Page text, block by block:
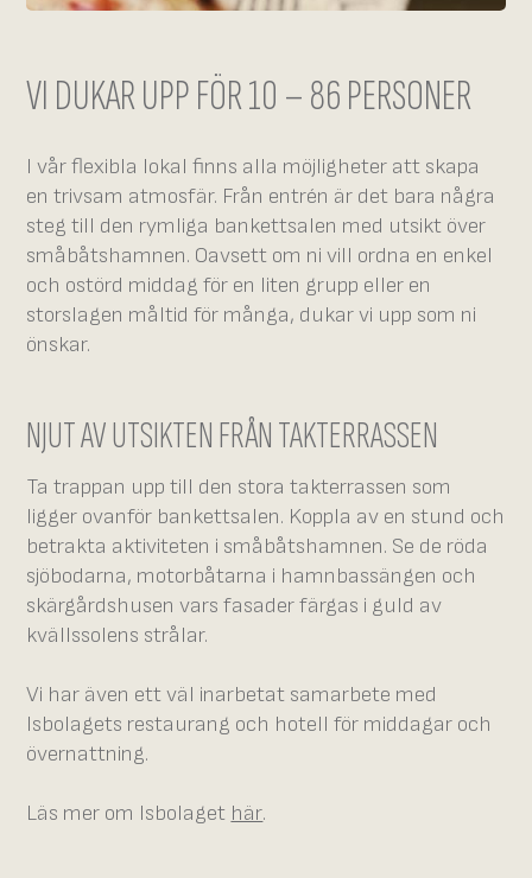
VI DUKAR UPP FÖR 10 – 86 PERSONER
I vår flexibla lokal finns alla möjligheter att skapa
en trivsam atmosfär. Från entrén är det bara några
steg till den rymliga bankettsalen med utsikt över
småbåtshamnen. Oavsett om ni vill ordna en enkel
och ostörd middag för en liten grupp eller en
storslagen måltid för många, dukar vi upp som ni
önskar.
NJUT AV UTSIKTEN FRÅN TAKTERRASSEN
Ta trappan upp till den stora takterrassen som
ligger ovanför bankettsalen. Koppla av en stund och
betrakta aktiviteten i småbåtshamnen. Se de röda
sjöbodarna, motorbåtarna i hamnbassängen och
skärgårdshusen vars fasader färgas i guld av
kvällssolens strålar.
Vi har även ett väl inarbetat samarbete med
Isbolagets restaurang och hotell för middagar och
övernattning.
Läs mer om Isbolaget här.